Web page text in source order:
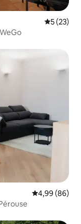
Note
5 (23)
Note
4,99 (86)